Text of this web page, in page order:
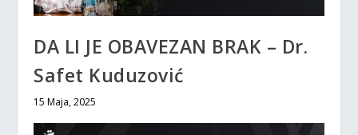
DA LI JE OBAVEZAN BRAK – Dr.
Safet Kuduzović
15 Maja, 2025